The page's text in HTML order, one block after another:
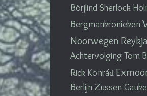
BörjlindSherlock
Bergmankronieken
Noorwegen
AchtervolgingTom
Rick Konráđ
Berlijn Zussen